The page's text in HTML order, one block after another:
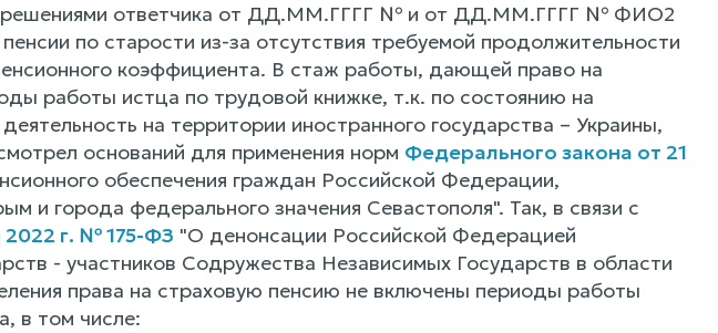
решениями ответчика от ДД.ММ.ГГГГ № и от ДД.ММ.ГГГГ № ФИО2
по старости из-за отсутствия требуемой продолжительности
коэффициента. В стаж работы, дающей право на
работы истца по трудовой книжке, т.к. по состоянию на
на территории иностранного государства – Украины,
оснований для применения норм Федерального закона от 21
обеспечения граждан Российской Федерации,
и города федерального значения Севастополя". Так, в связи с
2022 г. № 175-ФЗ "О денонсации Российской Федерацией
- участников Содружества Независимых Государств в области
права на страховую пенсию не включены периоды работы
в том числе: